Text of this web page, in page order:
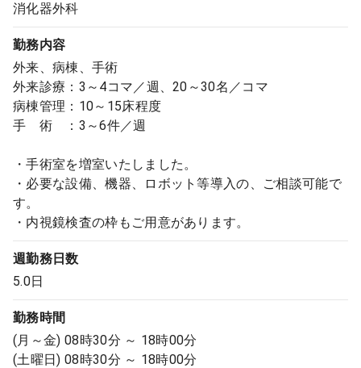
消化器外科
勤務内容
外来、病棟、手術
外来診療：3～4コマ／週、20～30名／コマ
病棟管理：10～15床程度
手 術 ：3～6件／週
・手術室を増室いたしました。
・必要な設備、機器、ロボット等導入の、ご相談可能で
す。
・内視鏡検査の枠もご用意があります。
週勤務日数
5.0日
勤務時間
(月～金) 08時30分 ～ 18時00分
(土曜日) 08時30分 ～ 18時00分